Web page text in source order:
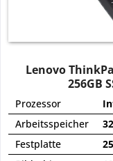
Lenovo
256GB
Prozessor
Arbeitsspeicher
Festplatte